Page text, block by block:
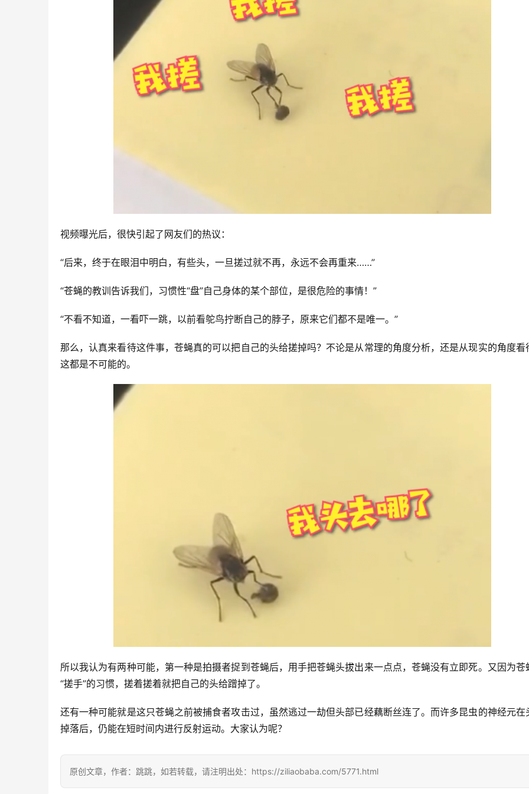
视频曝光后，很快引起了网友们的热议：
“后来，终于在眼泪中明白，有些头，一旦搓过就不再，永远不会再重来……”
“苍蝇的教训告诉我们，习惯性“盘”自己身体的某个部位，是很危险的事情！”
“不看不知道，一看吓一跳，以前看鸵鸟拧断自己的脖子，原来它们都不是唯一。”
那么，认真来看待这件事，苍蝇真的可以把自己的头给搓掉吗？不论是从常理的角度分析，还是从现实的角度看
这都是不可能的。
所以我认为有两种可能，第一种是拍摄者捉到苍蝇后，用手把苍蝇头拔出来一点点，苍蝇没有立即死。又因为苍
“搓手”的习惯，搓着搓着就把自己的头给蹭掉了。
还有一种可能就是这只苍蝇之前被捕食者攻击过，虽然逃过一劫但头部已经藕断丝连了。而许多昆虫的神经元在
掉落后，仍能在短时间内进行反射运动。大家认为呢？
原创文章，作者：跳跳，如若转载，请注明出处：https://ziliaobaba.com/5771.html